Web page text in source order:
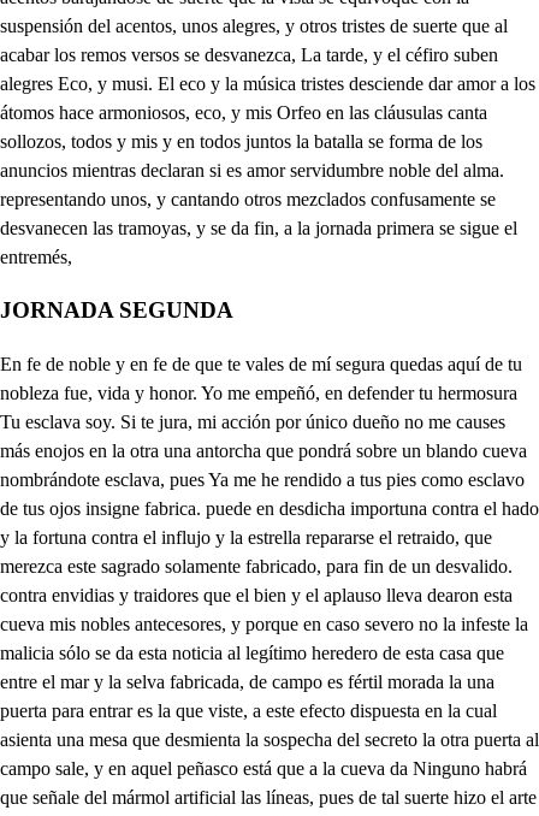
JORNADA SEGUNDA
En fe de noble y en fe de que te vales de mí segura quedas aquí de tu nobleza fue, vida y honor. Yo me empeñó, en defender tu hermosura Tu esclava soy. Si te jura, mi acción por único dueño no me causes más enojos en la otra una antorcha que pondrá sobre un blando cueva nombrándote esclava, pues Ya me he rendido a tus pies como esclavo de tus ojos insigne fabrica. puede en desdicha importuna contra el hado y la fortuna contra el influjo y la estrella repararse el retraido, que merezca este sagrado solamente fabricado, para fin de un desvalido. contra envidias y traidores que el bien y el aplauso lleva dearon esta cueva mis nobles antecesores, y porque en caso severo no la infeste la malicia sólo se da esta noticia al legítimo heredero de esta casa que entre el mar y la selva fabricada, de campo es fértil morada la una puerta para entrar es la que viste, a este efecto dispuesta en la cual asienta una mesa que desmienta la sospecha del secreto la otra puerta al campo sale, y en aquel peñasco está que a la cueva da Ninguno habrá que señale del mármol artificial las líneas, pues de tal suerte hizo el arte la unión fuerte que parece natural contra acechanzas infieles en caso que el retraido disfrazado y escondido salga a la selva estas pieles, pueden encubrir su ser, Yo su manto he de llevar con lo cual dice que al mar te arrojaste, y que al querer detenerte porque fueras la que a toda remediaras, y para y para que libertarás, sus esclavitudes fieras, ciega con tu mismo llanto y con tus razones loca, te arrojaste de una roca, dejándome solo el manto y porque nadie este intento penetre, y porque no esté arriesgado, yo seré, quien te sirva el alimento no hay fineza que no deba, en breve tiempo a tu pecho cuando sólo se hubiera hecho para este caso la cueva fábrica era misteriosa, Dale el manto Toma el manto, que será seña muy propia. hoy mi que la lastimosa, por esos contornos. Quiera el cielo que tú Que no nos haga infelices. Quién la desdicha postrera. Mi vida daré por ti Serás fino? El más constante Temo. ¿Qué temes? Dante que no te olvides de mí Ese es fingido recelo. hace infeliz. Noble soy, Quiero bien. Amando es doy. Quién lo asegura tu cielo Pues vete fingir mi muerte. Fingiré de tal manera que yo mismo lo creyera, a por dejar de verte Adios, de hasta que acabo llegue de mi noble empeño Aquí esperaré a mi dueño Aquí volverá tu esclavo pues que de mis patrios lares, me roba injusta traición veré si en esta mansión, tendré sacros tutelares boveda, donde acredita el arte su perfección oculta hermosa región Quién te ocupa, ¿quién te habita por las seis claraboyas transparentes entran de rado seis nin Dríades que alternando cláusulas disponen un bayle, sardo con diversos lazos, y en tal proporción que acabando de cantar repiten la velocidad por las mismas claraboyas donde entran saliendo bellas Las driades las criades de aqueste horizonte, que entrado y en monte son flores y estrellas alegres venimos, sueñas bajamos dejando los ramos verdes besamos, su hermosa tristeza nos tray, obedientes y es justo que alientes con esta fineza. propicias queremos cuando nos invocas, dejar de esas rocas, los fijos extremos festejen suaves, sus dulces prisiones fragantes canciones. acaban de desparecer de Floridas aves sagradas críades, ninfas, que en los árboles vivís, palideces del enero, candidezes de abril ad pero ya volando de aquesta prisión salís a lograr lo que a la tarde le quedaré de lucir, Pero pues criante dijo que en este escollo, qué fin, es de estas bóvedas, puerta hoy para poder salir al campo el mármol pretendo levantar para que así forceja con la peña, vea mi curiosidad de la gruta que está el oloroso, con fin en el foro, para pero aunque cobrando alientos abrirla intento el mármol, abrir, no bastan todas mis fuerzas a correr los yerros, no vale mi industria en el caso de esta violencia, decid deidades que de este seño las lobregueces vivís, quella ignorando al día del centro de la tierra sale Habrá quién me ayude Vulcano en un carro de acero a qué tirandos Leones, que abortan Quién eres tú que piadoso fuego por ojos, mis voces llegaste a oír narices y canta Vulcano soy que ha intrepidos golpes de ardiente lo contra ambiciones funebre, armas sangrientas di, gobernando a mis ciclopes, con animoso ardid, de las nubes Júpiter pido asustar, y herir, pues del Etna en las bovedas los rayos encendí, reformando en la fábrica, licencia del vivir. y viendo que en las cárceles de este albergue Civil, no puedes de ese por sido torpes yerros abrir, a dar vengo a que corran fáciles, como materia vi lucha con el peñasco, de la robusta practica, le rompe y se descubre que sudando aprendí, la campaña verde, Ya queda abierto transito poblada de árboles, para poder salir a esas riberas fértiles, que matizan una que ahora verás de aquí Vuelve a deliciosa selva, subir en y dónde va buscándote, el carro por la voz infeliz dio criante, ejército de militares mil, ruido de cajas pero sin riesgo trágico, quedas segura aquí. aunque la noche orrisona vuelve a su mester se en tu centro traiga funesta lid, Qué furiosos los soldados me buscan? ¡Ay infeliz! que hombres y estrellas a un tiempo se conjuren contra mí, pero discordes, sin duda van volviendo contra sí, sus armas fraguando altos el vivo ardor de un motín, mientras en esos peñascos parece que llega a oír vientos repitan los vientos. puso En mares y en tierra. Arma arma, guerra, guerra. a los darme Y con desasosiego o fuego hiera el fuego el agua pues que las iras fragua arma arma, En vientos entierra guerra guerra. En fuego y en agua arma, arma arma, arma. A tanto tropel, a tanto Sangriento abismo Civil, suceda la noche que en tan horrorosa lo serán las tinieblas que lleguen a desir el furor desordenado noche, si merece el alivio de tus sombras saliendo a presidir, con el silencio, y el sueño que es tu opuesto genito, de lo profundo del coliseo va subiendo la noche sobre una le- chuza que no bate las alas hasta su tiempo y como su va desplegando su manto negro todo dibujado estrellas de suerte que cubra todo Noche, saliendo a la noche como bostezo oscuro de las frías cabernas, donde es el ocio morador confuso Tinieblas a esgrimiendo sobre el inquieto, pues que cegando a las luces en su tropiezo repidió su orgullo. ocupa sus horrores en él fácil estudio, con que el viento disuelve, la siempre vana, claridad que tuvo a del sueño apacible, a del silencio mudo a cuyos dos afectos de blandas plumas ocultó el arrullo, suspende su movimiento y empieza impulso descubre debajo de ellas dos niños el uno el sueño que estará sembrando adormideras, y el otro el silencio que tendrá una ave presa por el cuello con mano, no impidiendo su exercicio, que pronuncien su acero Sueño el sueño te responde como cuidado tuyo que sólo se compone de los descuidos que consiente el mundo. Si también habla el silencio que siendo tu atributo funestos idiomas, encuentra voces que ignoro el insulto. Desde la triste arena sueño que muerte el Leteo inmundo sembrando blancas flores helada nube de los ojos subo. suspendiendo a las aves sus canoros anuncios, a su y suspirando sombras endechas formo del horror que infundo diciendo todos juntos que la noche el silencio y el sueño visten delito los vientos que asombros arden, los campos que inundan sustos, Mas, pues ya salió la noche a ocultar, ya confundir con el silencio y el sueño o mala pie rayos de una injusta lid, vestida con estas pieles, que me podrán encubrir en la puerta de esta cueva procuraré distinguir, qué fin horroroso tengan peñascos y marina las voces; que antes hoy transmutase el teatro en el repetido sobre quién es habrá faroles encendidos enforma estando las luzes del Teatro confusas en la imitación de ser de noche y el foro será de marina para y pastores cantando y bailando y Bato, y selva villa nos rusticos Pues la noche alegre en nuestras cabañas, en glorias de tales sus astros dispara, vaya de fiesta de jubilo vaya Pues que la noche nos deja salir de muero cortijo, en busca del regocijo, cas siempre se aleja, de muero empescudamiento festejamos con mil sales a la gran deidad de Pales, bajo de nueso contento que la diosa nos envía Yo satisfecha, no esto Porque, Silvia? la curiosa andanza mía, de los montes en las cumbres arder encendidas seas, que importa que las veas, de no mudo a que santa Si por fantasticos modos temer tu perseño quiere vemos por si algo más sucediere, sin acordes bailemos cantando todos pues la noche alegre en nuestras te pastores, como bailáis cuando en esos montes veis las señas que no teméis? acaso las ignoráis, sabed que en aquesas playas, y en toda aquesta marina que está a sus costas vecina tiene estos atalayas, para que en toda ocasión de peligro evidente o público delincuente se niegue la embarcación al pretenda salir de esta isla, esto supuesto nuestro príncipe ha dispuesto prender buscar y ni quirir, a una mujer que hoy llegó a esta arena desde gracia y aunque hay que en su desgracia dice que al mar se arrojó? ay diversos pareceres y en esta contrariedad, por guardar su libertad la buscan esas mujeres que entre confusos el amores nuestra piedad solicitan, y el hallarla facilitar acaso viereis, pastores a una mujer peregrina que fugitiva y ansiosa se oculta temerosa desdichada camina Detenedla, suponiendo a toda que a todas nos libertáis a aquesta mujer halláis, Ved, que buscando, y volviendo vamos de día y de noche por entre troncos y penas sin él vayan de las dueñas, y sin él para del coche. Advertid que la buscamos, para común libertad. Válganos, vuestra piedad cuando infelices lloramos, y qué donosas plegarias, Tirso, yo me embobo al verlas, más brillan que las estrellas y pues que las luminarias de estos faroles que vemos nos ayudan a buscalla, no hay tal como empescudarla, todos juntos la busquemos. por diferentes partes Amor, suspended, zagales, de inútil cuidado la llama caduca, acento del amor que apagan mis flechas al aire violento que celan mis plumas cruzando los dos Proseguid, pastores aire con movim, de paso